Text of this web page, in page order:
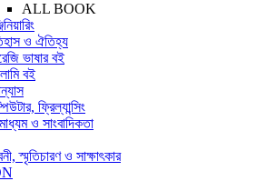
ALL BOOK
ও ঐতিহ্য
ভাষার বই
বই
ফ্রিল্যান্সিং
ও সাংবাদিকতা
স্মৃতিচারণ ও সাক্ষাৎকার